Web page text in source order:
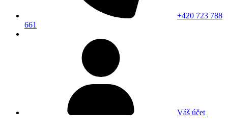
+420 723 788
661
Váš účet